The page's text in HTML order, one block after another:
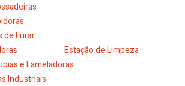
de Furar
Estação de Limpeza
e Lameladoras
Industriais